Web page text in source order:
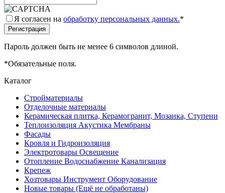
Я согласен на обработку персональных данных.*
Пароль должен быть не менее 6 символов длиной.
*Обязательные поля.
Каталог
Стройматериалы
Отделочные материалы
Керамическая плитка, Керамогранит, Мозаика, Ступени
Теплоизоляция Акустика Мембраны
Фасады
Кровля и Гидроизоляция
Электротовары Освещение
Отопление Водоснабжение Канализация
Крепеж
Хозтовары Инструмент Оборудование
Новые товары (Ещё не обработаны)